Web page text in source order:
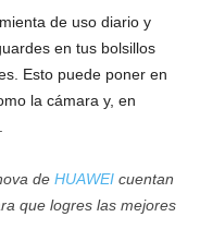
de uso diario y
en tus bolsillos
Esto puede poner en
la cámara y, en
de HUAWEI cuentan
que logres las mejores